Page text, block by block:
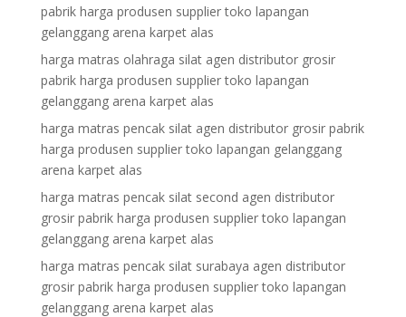
pabrik harga produsen supplier toko lapangan
gelanggang arena karpet alas
harga matras olahraga silat agen distributor grosir
pabrik harga produsen supplier toko lapangan
gelanggang arena karpet alas
harga matras pencak silat agen distributor grosir pabrik
harga produsen supplier toko lapangan gelanggang
arena karpet alas
harga matras pencak silat second agen distributor
grosir pabrik harga produsen supplier toko lapangan
gelanggang arena karpet alas
harga matras pencak silat surabaya agen distributor
grosir pabrik harga produsen supplier toko lapangan
gelanggang arena karpet alas